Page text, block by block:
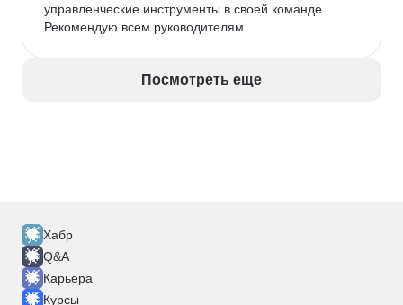
управленческие инструменты в своей команде.
Рекомендую всем руководителям.
Посмотреть еще
Хабр
Q&A
Карьера
Курсы